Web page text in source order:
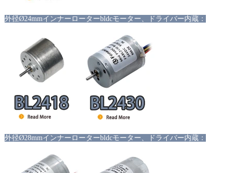
外径Ø24mmインナーローターbldcモーター、ドライバー内蔵：
外径Ø28mmインナーローターbldcモーター、ドライバー内蔵：